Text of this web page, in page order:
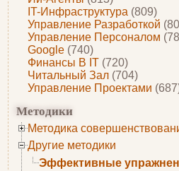
IT-Инфраструктура (809)
Управление Разработкой
Управление Персоналом
Google (740)
Финансы В IT (720)
Читальный Зал (704)
Управление Проектами
Методики
Методика
Другие методики
Эффективные